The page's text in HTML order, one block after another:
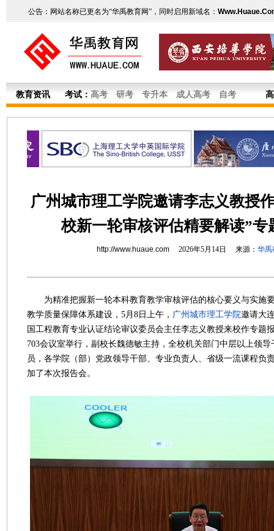
公告：网站名称已更名为“华禹教育网”，同时启用新域名：
教育资讯 考试： 高考 研考 专升本 成人高考 自考
广州城市理工学院邀请李志义教授
校新一轮审核评估精要解读”专
http://www.huaue.com2026年5月14日 来源： 华禹
为精准把握新一轮本科教育教学审核评估的核心要义与实施
教学质量保障体系建设，5月8日上午， 广州城市理工学院邀请大
国工程教育专业认证结论审议委员会主任李志义教授来校作专题
703会议室举行，副校长魏德敏主持，全校机关部门中层以上领
员，各学院（部）党政领导干部、专业负责人、省级一流课程负
加了本次报告会。